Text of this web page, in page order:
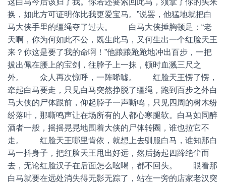
这白马今后该归了我。你若还要索回此马，须拿了你的头来
换，如此方可证明你比我更爱宝马。”说罢，他猛地就把白
马大侠手里的缰绳夺了过去。 白马大侠捶胸顿足：“老
天啊，你为何如此不公，既生此马，又何生出一个红脸天王
来？你这是要了我的命啊！”他踉踉跄跄地冲出百步，一把
拔出佩在腰上的宝剑，往脖子上一抹，顿时血溅三尺之
外。 众人再次惊呼，一阵唏嘘。 红脸天王愣了愣，
牵起白马要走，只见白马突然挣脱了缰绳，跑到百步之外白
马大侠的尸体跟前，仰起脖子一声嘶鸣，只见四周的树木纷
纷落叶，那嘶鸣声让在场所有的人都心寒腿软。白马如同醉
酒者一般，摇摇晃晃地围着大侠的尸体转圈，谁也拉它不
走。 红脸天王哪里肯依，就想上去驯服白马，谁知那白
马一抖身子，把红脸天王甩出好远，然后扬起四蹄绝尘而
去，无论红脸汉子在后面怎么吆喝，都不回头。 眼看那
白马就要在远处消失得无影无踪了，站在一旁的店家老汉突